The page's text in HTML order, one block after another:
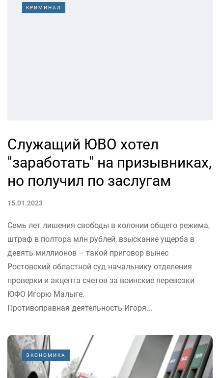
КРИМИНАЛ
Служащий ЮВО хотел
"заработать" на призывниках,
но получил по заслугам
15.01.2023
Семь лет лишения свободы в колонии общего режима,
штраф в полтора млн рублей, взыскание ущерба в
девять миллионов – такой приговор вынес
Ростовский областной суд начальнику отделения
проверки и акцепта счетов за воинские перевозки
ЮФО Игорю Малыге.
Противоправная деятельность Игоря...
ЭКОНОМИКА